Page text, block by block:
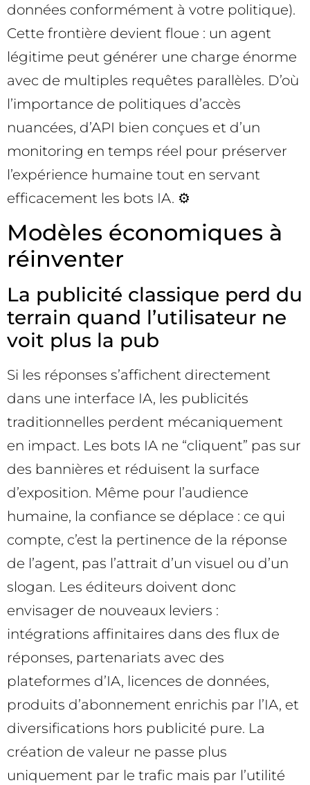
données conformément à votre politique).
Cette frontière devient floue : un agent
légitime peut générer une charge énorme
avec de multiples requêtes parallèles. D’où
l’importance de politiques d’accès
nuancées, d’API bien conçues et d’un
monitoring en temps réel pour préserver
l’expérience humaine tout en servant
efficacement les bots IA. ⚙️
Modèles économiques à
réinventer
La publicité classique perd du
terrain quand l’utilisateur ne
voit plus la pub
Si les réponses s’affichent directement
dans une interface IA, les publicités
traditionnelles perdent mécaniquement
en impact. Les bots IA ne “cliquent” pas sur
des bannières et réduisent la surface
d’exposition. Même pour l’audience
humaine, la confiance se déplace : ce qui
compte, c’est la pertinence de la réponse
de l’agent, pas l’attrait d’un visuel ou d’un
slogan. Les éditeurs doivent donc
envisager de nouveaux leviers :
intégrations affinitaires dans des flux de
réponses, partenariats avec des
plateformes d’IA, licences de données,
produits d’abonnement enrichis par l’IA, et
diversifications hors publicité pure. La
création de valeur ne passe plus
uniquement par le trafic mais par l’utilité